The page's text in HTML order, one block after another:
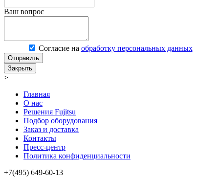
Ваш вопрос
Согласие на обработку персональных данных
Отправить
Закрыть
>
Главная
О нас
Решения Fujitsu
Подбор оборудования
Заказ и доставка
Контакты
Пресс-центр
Политика конфиденциальности
+7(495) 649-60-13